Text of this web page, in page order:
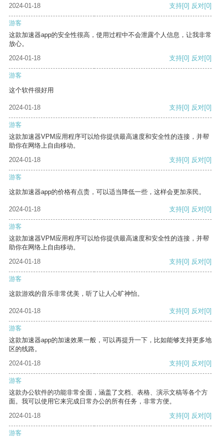
2024-01-18 支持[0] 反对[0]
游客
这款加速器app的安全性很高，使用过程中不会泄露个人信息，让我非常
放心。
2024-01-18
支持[0] 反对[0]
游客
这个软件很好用
2024-01-18 支持[0] 反对[0]
游客
这款加速器VPM应用程序可以给你提供最高速度和安全性的连接，并帮
助你在网络上自由移动。
2024-01-18
支持[0] 反对[0]
游客
这款加速器app的价格有点贵，可以适当降低一些，这样会更加亲民。
2024-01-18 支持[0] 反对[0]
游客
这款加速器VPM应用程序可以给你提供最高速度和安全性的连接，并帮
助你在网络上自由移动。
2024-01-18
支持[0] 反对[0]
游客
这款游戏的音乐非常优美，听了让人心旷神怡。
2024-01-18 支持[0] 反对[0]
游客
这款加速器app的加速效果一般，可以再提升一下，比如能够支持更多地
区的线路。
2024-01-18
支持[0] 反对[0]
游客
这款办公软件的功能非常全面，涵盖了文档、表格、演示文稿等各个方
面。我可以使用它来完成日常办公的所有任务，非常方便。
2024-01-18
支持[0] 反对[0]
游客